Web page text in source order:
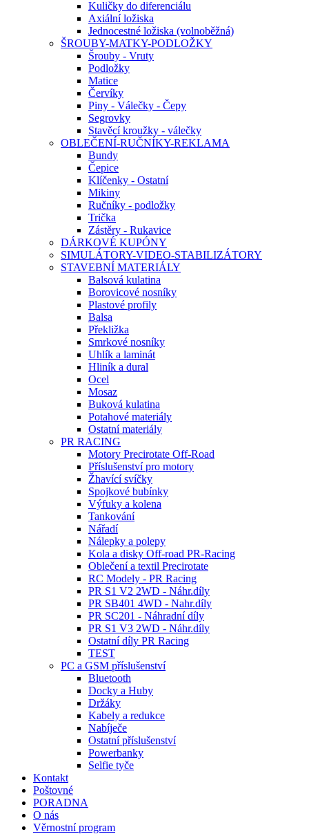
Kuličky do diferenciálu
Axiální ložiska
Jednocestné ložiska (volnoběžná)
ŠROUBY-MATKY-PODLOŽKY
Šrouby - Vruty
Podložky
Matice
Červíky
Piny - Válečky - Čepy
Segrovky
Stavěcí kroužky - válečky
OBLEČENÍ-RUČNÍKY-REKLAMA
Bundy
Čepice
Klíčenky - Ostatní
Mikiny
Ručníky - podložky
Trička
Zástěry - Rukavice
DÁRKOVÉ KUPÓNY
SIMULÁTORY-VIDEO-STABILIZÁTORY
STAVEBNÍ MATERIÁLY
Balsová kulatina
Borovicové nosníky
Plastové profily
Balsa
Překližka
Smrkové nosníky
Uhlík a laminát
Hliník a dural
Ocel
Mosaz
Buková kulatina
Potahové materiály
Ostatní materiály
PR RACING
Motory Precirotate Off-Road
Příslušenství pro motory
Žhavící svíčky
Spojkové bubínky
Výfuky a kolena
Tankování
Nářadí
Nálepky a polepy
Kola a disky Off-road PR-Racing
Oblečení a textil Precirotate
RC Modely - PR Racing
PR S1 V2 2WD - Náhr.díly
PR SB401 4WD - Nahr.díly
PR SC201 - Náhradní díly
PR S1 V3 2WD - Náhr.díly
Ostatní díly PR Racing
TEST
PC a GSM příslušenství
Bluetooth
Docky a Huby
Držáky
Kabely a redukce
Nabíječe
Ostatní příslušenství
Powerbanky
Selfie tyče
Kontakt
Poštovné
PORADNA
O nás
Věrnostní program